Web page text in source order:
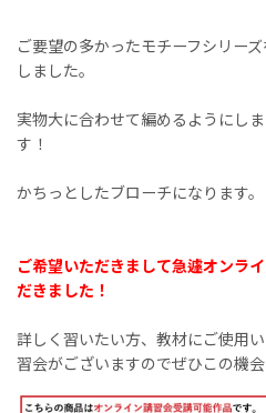
ご要望の多かったモチーフシリー
しました。
実物大に合わせて編めるようにし
す！
かちっとしたブローチになります。
ご希望いただきまして急遽オンラ
だきました！
詳しく習いたい方、教材にご使用
習会がございますのでぜひこの機